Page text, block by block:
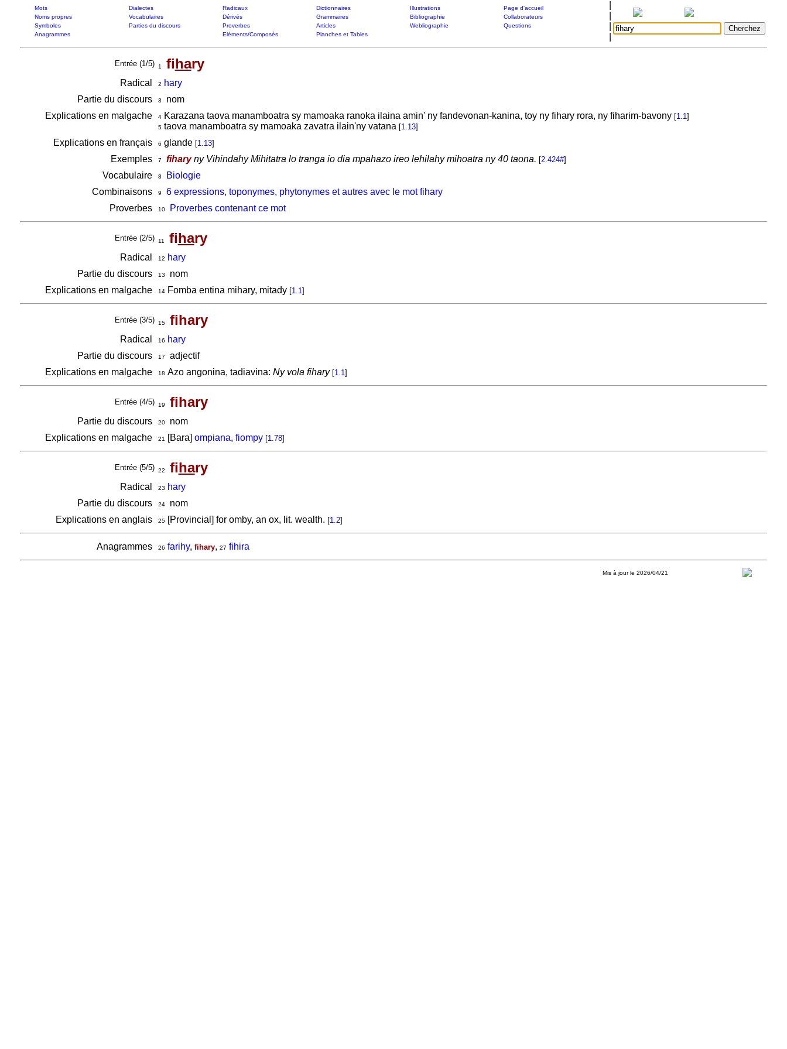
Mots Dialectes Radicaux Dictionnaires Illustrations
Page d'accueil
Noms propres
Vocabulaires Dérivés Grammaires Bibliographie
Collaborateurs
Symboles
Parties du discours Proverbes Articles Webliographie
Questions
Anagrammes
Eléments/Composés Planches et Tables
Entrée (1/5) 1 fihary
Radical 2
hary
Partie du discours
3
nom
Explications en malgache
4Karazana taova manamboatra sy mamoaka ranoka ilaina amin' ny fandevonan-kanina, toy ny fihary rora, ny fiharim-bavony [1.1]
5taova manamboatra sy mamoaka zavatra ilain'ny vatana [1.13]
Explications en français 6 glande [1.13]
Exemples 7 fiharyny Vihindahy Mihitatra lo tranga io dia mpahazo ireo lehilahy mihoatra ny 40 taona. [2.424#]
Vocabulaire 8
Biologie
Combinaisons
9
6 expressions, toponymes, phytonymes et autres avec le mot fihary
Proverbes
10 Proverbes contenant ce mot
Entrée (2/5) 11 fihary
Radical 12
hary
Partie du discours
13
nom
Explications en malgache
14Fomba entina mihary, mitady [1.1]
Entrée (3/5) 15 fihary
Radical 16
hary
Partie du discours
17
adjectif
Explications en malgache
18 Azo angonina, tadiavina: Ny vola fihary [1.1]
Entrée (4/5) 19 fihary
Partie du discours 20nom
Explications en malgache
21 [Bara] ompiana, fiompy [1.78]
Entrée (5/5) 22 fihary
Radical 23
hary
Partie du discours
24nom
Explications en anglais
25[Provincial] for omby, an ox, lit. wealth. [1.2]
Anagrammes 26 farihy, fihary, 27 fihira
Mis à jour le 2026/04/21